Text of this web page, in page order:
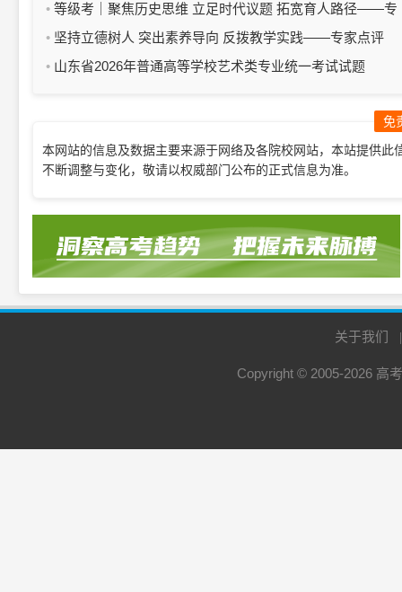
上海市普通高中思想政治学业水平等级性考试试卷
等级考｜聚焦历史思维 立足时代议题 拓宽育人路径——专
家点评2026年上海市普通高中学业水平等级性考试历史科目
试卷
坚持立德树人 突出素养导向 反拨教学实践——专家点评
2026年上海春考英语暨“外语一考”（笔试）试卷
山东省2026年普通高等学校艺术类专业统一考试试题
免
本网站的信息及数据主要来源于网络及各院校网站，本站提供
不断调整与变化，敬请以权威部门公布的正式信息为准。
关于我们
Copyright © 2005-2026 高